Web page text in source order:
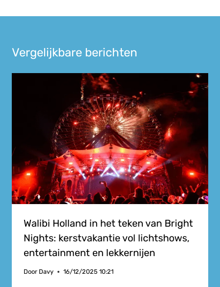
Vergelijkbare berichten
Walibi Holland in het teken van Bright
Nights: kerstvakantie vol lichtshows,
entertainment en lekkernijen
Door Davy 16/12/2025 10:21